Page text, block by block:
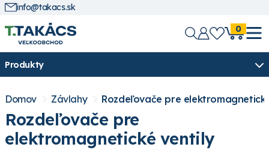
info@takacs.sk
0
Produkty
Domov Závlahy Rozdeľovače pre
Rozdeľovače pre
elektromagnetické ventily